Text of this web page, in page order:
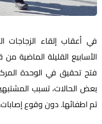
في أعقاب إلقاء الزجاجات
الأسابيع القليلة الماضية
فتح تحقيق في الوحدة
بعض الحالات، تسبب
تم اطفائها. دون وقوع إصابات.